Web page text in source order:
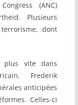
(ANC)
Plusieurs
dont
plus vite dans
Frederik
anticipées
Celles-ci